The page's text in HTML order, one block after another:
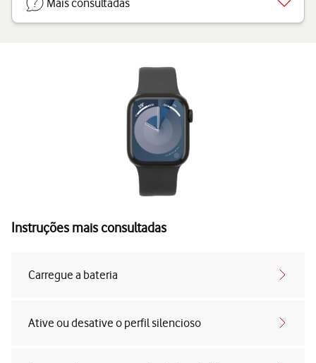
Mais consultadas
Instruções mais consultadas
Carregue a bateria
Ative ou desative o perfil silencioso